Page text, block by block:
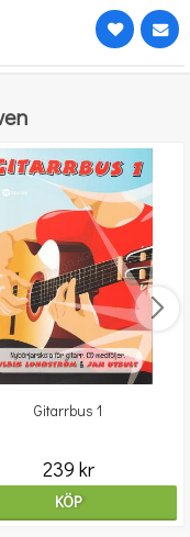
Gitarrbus 1
239 kr
KÖP